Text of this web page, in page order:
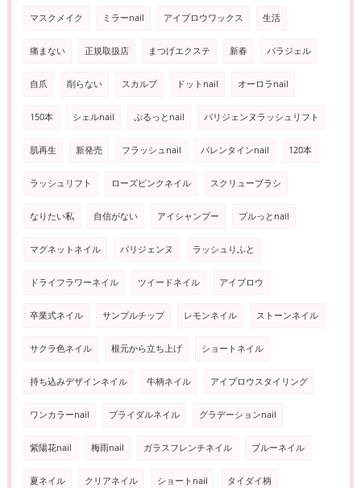
マスクメイク ミラーnail アイブロウワックス 生活
痛まない 正規取扱店 まつげエクステ 新春 パラジェル
自爪 削らない スカルプ ドットnail オーロラnail
150本 シェルnail ぷるっとnail パリジェンヌラッシュリフト
肌再生 新発売 フラッシュnail バレンタインnail 120本
ラッシュリフト ローズピンクネイル スクリューブラシ
なりたい私 自信がない アイシャンプー プルっとnail
マグネットネイル パリジェンヌ ラッシュりふと
ドライフラワーネイル ツイードネイル アイブロウ
卒業式ネイル サンプルチップ レモンネイル ストーンネイル
サクラ色ネイル 根元から立ち上げ ショートネイル
持ち込みデザインネイル 牛柄ネイル アイブロウスタイリング
ワンカラーnail ブライダルネイル グラデーションnail
紫陽花nail 梅雨nail ガラスフレンチネイル ブルーネイル
夏ネイル クリアネイル ショートnail タイダイ柄